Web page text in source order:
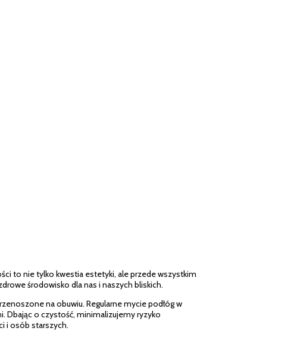
to nie tylko kwestia estetyki, ale przede wszystkim
środowisko dla nas i naszych bliskich.
na obuwiu. Regularne mycie podłóg w
Dbając o czystość, minimalizujemy ryzyko
i osób starszych.